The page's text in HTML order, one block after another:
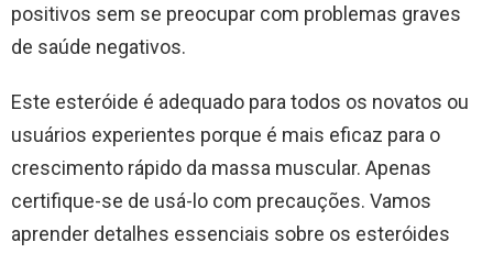
positivos sem se preocupar com problemas graves
de saúde negativos.
Este esteróide é adequado para todos os novatos ou
usuários experientes porque é mais eficaz para o
crescimento rápido da massa muscular. Apenas
certifique-se de usá-lo com precauções. Vamos
aprender detalhes essenciais sobre os esteróides